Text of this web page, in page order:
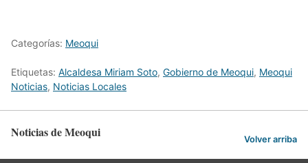
Categorías: Meoqui
Etiquetas: Alcaldesa Miriam Soto, Gobierno de Meoqui, Meoqui
Noticias, Noticias Locales
Noticias de Meoqui Volver arriba